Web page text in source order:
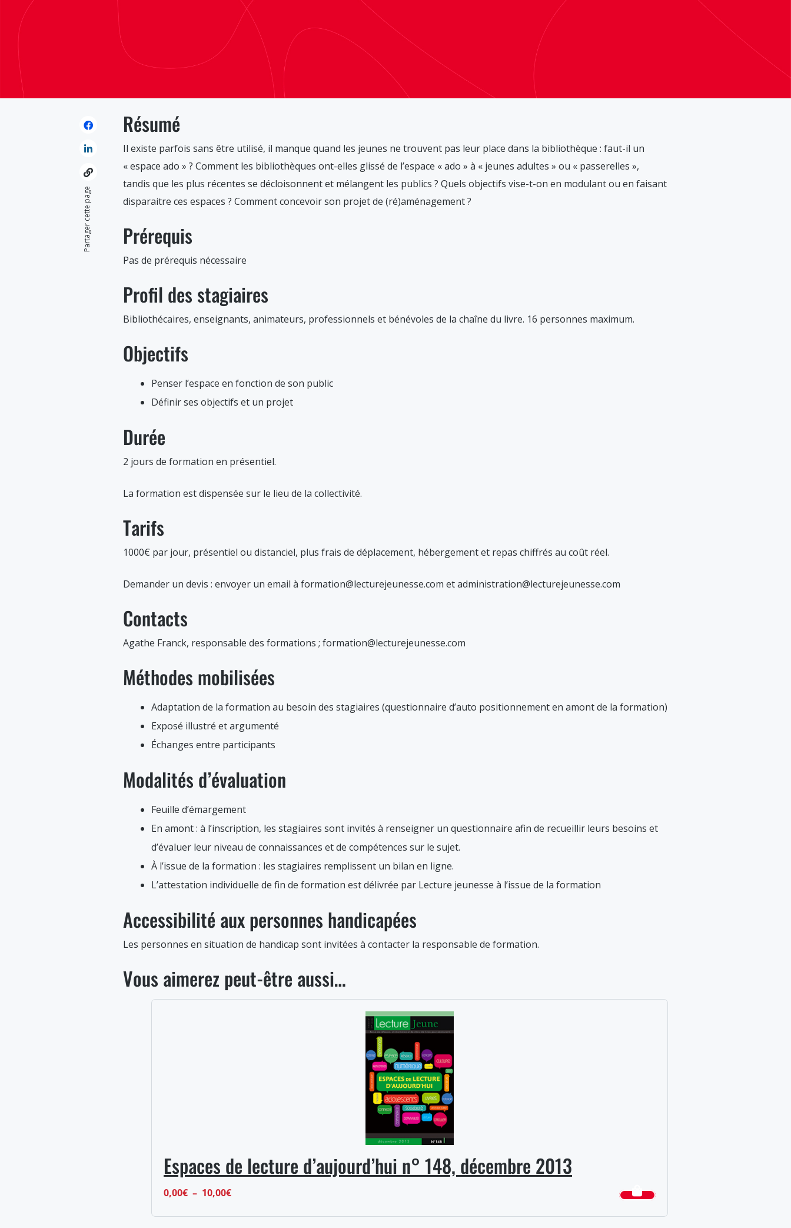
Partager cette page
Résumé
Il existe parfois sans être utilisé, il manque quand les jeunes ne trouvent pas leur place dans la bibliothèque : faut-il un
« espace ado » ? Comment les bibliothèques ont-elles glissé de l’espace « ado » à « jeunes adultes » ou « passerelles »,
tandis que les plus récentes se décloisonnent et mélangent les publics ? Quels objectifs vise-t-on en modulant ou en faisant
disparaitre ces espaces ? Comment concevoir son projet de (ré)aménagement ?
Prérequis
Pas de prérequis nécessaire
Profil des stagiaires
Bibliothécaires, enseignants, animateurs, professionnels et bénévoles de la chaîne du livre. 16 personnes maximum.
Objectifs
Penser l’espace en fonction de son public
Définir ses objectifs et un projet
Durée
2 jours de formation en présentiel.
La formation est dispensée sur le lieu de la collectivité.
Tarifs
1000€ par jour, présentiel ou distanciel, plus frais de déplacement, hébergement et repas chiffrés au coût réel.
Demander un devis : envoyer un email à formation@lecturejeunesse.com et administration@lecturejeunesse.com
Contacts
Agathe Franck, responsable des formations ; formation@lecturejeunesse.com
Méthodes mobilisées
Adaptation de la formation au besoin des stagiaires (questionnaire d’auto positionnement en amont de la formation)
Exposé illustré et argumenté
Échanges entre participants
Modalités d’évaluation
Feuille d’émargement
En amont : à l’inscription, les stagiaires sont invités à renseigner un questionnaire afin de recueillir leurs besoins et
d’évaluer leur niveau de connaissances et de compétences sur le sujet.
À l’issue de la formation : les stagiaires remplissent un bilan en ligne.
L’attestation individuelle de fin de formation est délivrée par Lecture jeunesse à l’issue de la formation
Accessibilité aux personnes handicapées
Les personnes en situation de handicap sont invitées à contacter la responsable de formation.
Vous aimerez peut-être aussi…
Espaces de lecture d’aujourd’hui n° 148, décembre 2013
0,00€ – 10,00€Plage